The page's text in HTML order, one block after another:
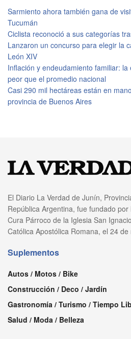
Sarmiento ahora también gana de
Tucumán
Ciclista reconoció a sus categorías
Lanzaron un concurso para elegir la
León XIV
Inflación y endeudamiento familiar:
peor que el promedio nacional
Casi 290 mil hectáreas están en
provincia de Buenos Aires
El Diario La Verdad de Junín,
República Argentina, fue fundado
Cura Párroco de la Iglesia San
Católica Apostólica Romana, el 24
Suplementos
Autos / Motos / Bike
Construcción / Deco / Jardín
Gastronomía / Turismo / Tiempo
Salud / Moda / Belleza